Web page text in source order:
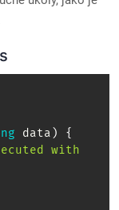
data )
{
with